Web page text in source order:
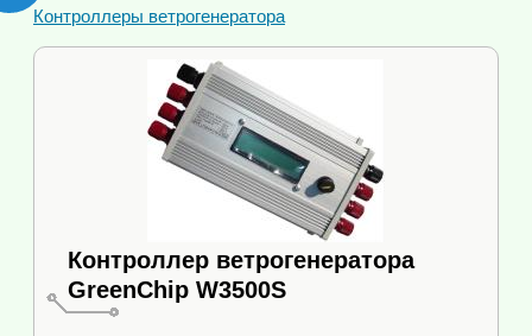
Контроллеры ветрогенератора
Контроллер ветрогенератора
GreenChip W3500S